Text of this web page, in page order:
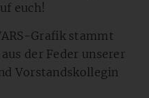
euch!
Grafik stammt
der Feder unserer
Vorstandskollegin